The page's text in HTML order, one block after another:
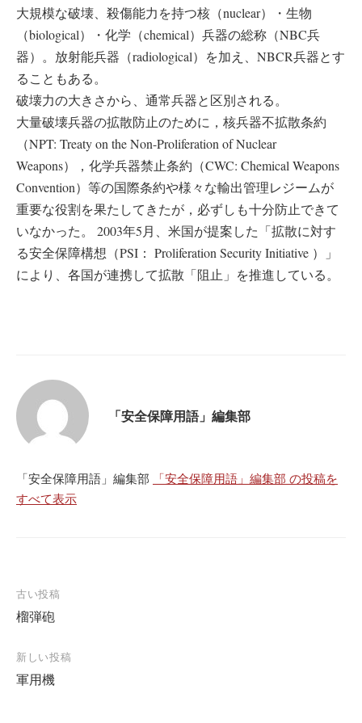
大規模な破壊、殺傷能力を持つ核（nuclear）・生物
（biological）・化学（chemical）兵器の総称（NBC兵
器）。放射能兵器（radiological）を加え、NBCR兵器とす
ることもある。
破壊力の大きさから、通常兵器と区別される。
大量破壊兵器の拡散防止のために，核兵器不拡散条約
（NPT: Treaty on the Non-Proliferation of Nuclear
Weapons），化学兵器禁止条約（CWC: Chemical Weapons
Convention）等の国際条約や様々な輸出管理レジームが
重要な役割を果たしてきたが，必ずしも十分防止できて
いなかった。 2003年5月、米国が提案した「拡散に対す
る安全保障構想（PSI： Proliferation Security Initiative ）」
により、各国が連携して拡散「阻止」を推進している。
「安全保障用語」編集部
「安全保障用語」編集部
「安全保障用語」編集部 の投稿を
すべて表示
投
稿
ナ
ビ
ゲ
古い投稿
榴弾砲
新しい投稿
軍用機